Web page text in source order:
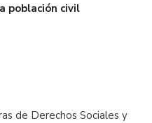
población civil
de Derechos Sociales y